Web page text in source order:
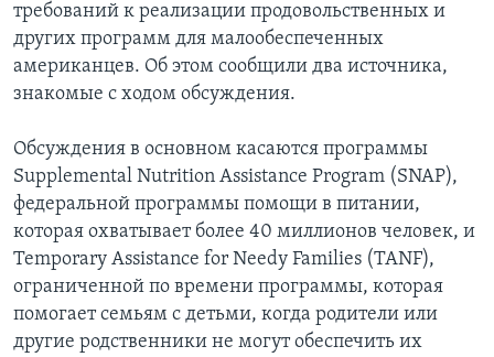
требований к реализации продовольственных и
других программ для малообеспеченных
американцев. Об этом сообщили два источника,
знакомые с ходом обсуждения.
Обсуждения в основном касаются программы
Supplemental Nutrition Assistance Program (SNAP),
федеральной программы помощи в питании,
которая охватывает более 40 миллионов человек, и
Temporary Assistance for Needy Families (TANF),
ограниченной по времени программы, которая
помогает семьям с детьми, когда родители или
другие родственники не могут обеспечить их